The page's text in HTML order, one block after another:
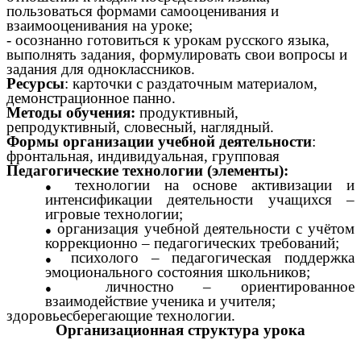
пользоваться формами самооценивания и
взаимооценивания на уроке;
- осознанно готовиться к урокам русского языка,
выполнять задания, формулировать свои вопросы и
задания для одноклассников.
Ресурсы: карточки с раздаточным материалом,
демонстрационное панно.
Методы обучения: продуктивный,
репродуктивный, словесный, наглядный.
Формы организации учебной деятельности:
фронтальная, индивидуальная, групповая
Педагогические технологии (элементы):
технологии на основе активизации и
интенсификации деятельности учащихся –
игровые технологии;
организация учебной деятельности с учётом
коррекционно – педагогических требований;
психолого – педагогическая поддержка
эмоционального состояния школьников;
личностно – ориентированное
взаимодействие ученика и учителя;
здоровьесберегающие технологии.
Организационная структура урока